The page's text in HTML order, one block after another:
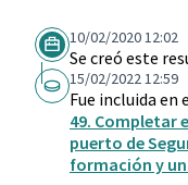
10/02/2020 12:02
Se creó este
15/02/2022 12:59
Fue incluida en
49. Completar
puerto de
formación y